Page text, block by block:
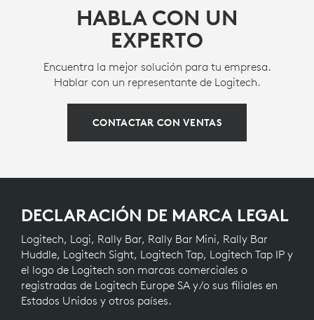
HABLA CON UN
EXPERTO
Encuentra la mejor solución para tu empresa.
Hablar con un representante de Logitech.
CONTACTAR CON VENTAS
DECLARACIÓN DE MARCA LEGAL
Logitech, Logi, Rally Bar, Rally Bar Mini, Rally Bar
Huddle, Logitech Sight, Logitech Tap, Logitech Tap IP y
el logo de Logitech son marcas comerciales o
registradas de Logitech Europe SA y/o sus filiales en
Estados Unidos y otros países.